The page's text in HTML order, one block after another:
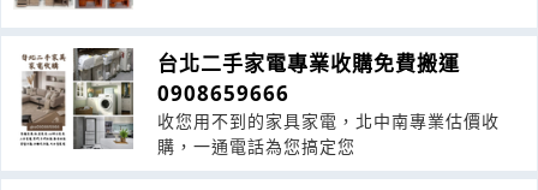
台北二手家電專業收購免費搬運
0908659666
收您用不到的家具家電，北中南專業估價收
購，一通電話為您搞定您